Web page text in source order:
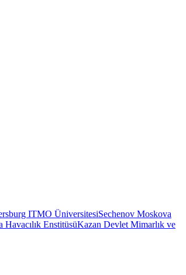
ITMO ÜniversitesiSechenov Moskova
Havacılık EnstitüsüKazan Devlet Mimarlık ve